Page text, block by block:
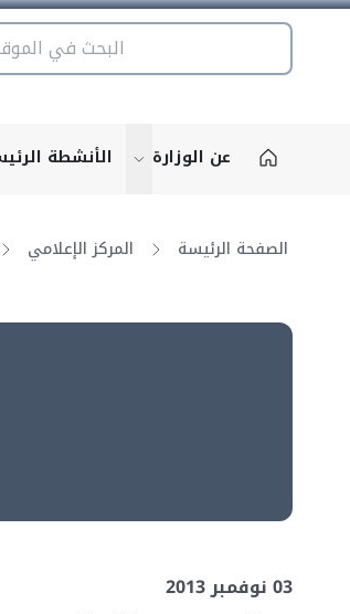
عن الوزارة for "More"
الأنشطة
الصفحة الرئيسة المركز الإعلامي
03 نوفمبر 2013